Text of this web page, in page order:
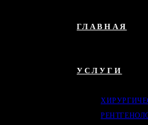
ГЛАВНАЯ
УСЛУГИ